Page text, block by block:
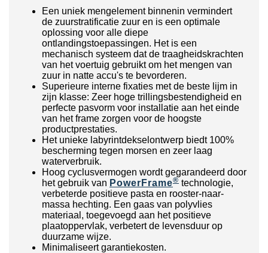
Een uniek mengelement binnenin vermindert
de zuurstratificatie zuur en is een optimale
oplossing voor alle diepe
ontlandingstoepassingen. Het is een
mechanisch systeem dat de traagheidskrachten
van het voertuig gebruikt om het mengen van
zuur in natte accu's te bevorderen.
Superieure interne fixaties met de beste lijm in
zijn klasse: Zeer hoge trillingsbestendigheid en
perfecte pasvorm voor installatie aan het einde
van het frame zorgen voor de hoogste
productprestaties.
Het unieke labyrintdekselontwerp biedt 100%
bescherming tegen morsen en zeer laag
waterverbruik.
Hoog cyclusvermogen wordt gegarandeerd door
het gebruik van PowerFrame® technologie,
verbeterde positieve pasta en rooster-naar-
massa hechting. Een gaas van polyvlies
materiaal, toegevoegd aan het positieve
plaatoppervlak, verbetert de levensduur op
duurzame wijze.
Minimaliseert garantiekosten.